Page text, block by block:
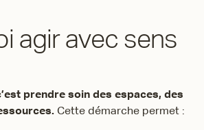
agir avec sens
prendre soin des espaces, des
Cette démarche permet :